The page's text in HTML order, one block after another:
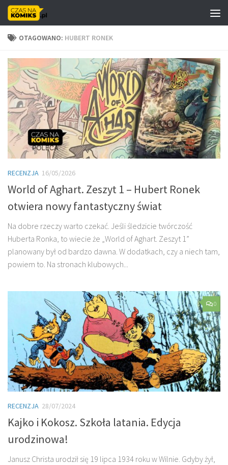
Skip to content
OTAGOWANO: HUBERT RONEK
RECENZJA 16/05/2026
World of Aghart. Zeszyt 1 – Hubert Ronek
otwiera nowy fantastyczny świat
Na dobre rzeczy warto czekać. Jeśli śledzicie twórczość
Huberta Ronka, to wiecie że „World of Aghart. Zeszyt 1”
planowany był od bardzo dawna. W dodatkach, czy a niech tam,
powiem to. Na stronach klubowych...
0
RECENZJA 28/07/2024
Kajko i Kokosz. Szkoła latania. Edycja
urodzinowa!
Janusz Christa urodził się 19 lipca 1934 roku w Wilnie. Gdyby żył,